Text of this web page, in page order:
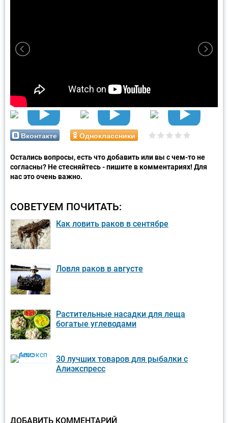
Вконтакте Одноклассники
Остались вопросы, есть что добавить или вы с чем-то не
согласны? Не стесняйтесь - пишите в комментариях! Для
нас это очень важно.
СОВЕТУЕМ ПОЧИТАТЬ:
Как ловить раков в сентябре
Ловля раков в августе
Растительные насадки для леща
богатые углеводами
30 лучших товаров для рыбалки с
Алиэкспресс
ДОБАВИТЬ КОММЕНТАРИЙ